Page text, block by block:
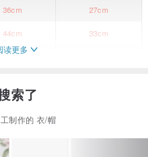
36cm 27cm
44cm 33cm
52cm
读更多
索了
制作的 衣/帽